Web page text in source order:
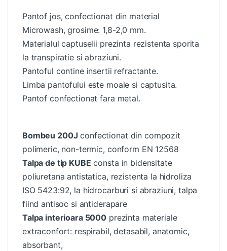
Pantof jos, confectionat din material
Microwash, grosime: 1,8-2,0 mm.
Materialul captuselii prezinta rezistenta sporita
la transpiratie si abraziuni.
Pantoful contine insertii refractante.
Limba pantofului este moale si captusita.
Pantof confectionat fara metal.
Bombeu 200J confectionat din compozit
polimeric, non-termic, conform EN 12568
Talpa de tip KUBE consta in bidensitate
poliuretana antistatica, rezistenta la hidroliza
ISO 5423:92, la hidrocarburi si abraziuni, talpa
fiind antisoc si antiderapare
Talpa interioara 5000 prezinta materiale
extraconfort: respirabil, detasabil, anatomic,
absorbant,